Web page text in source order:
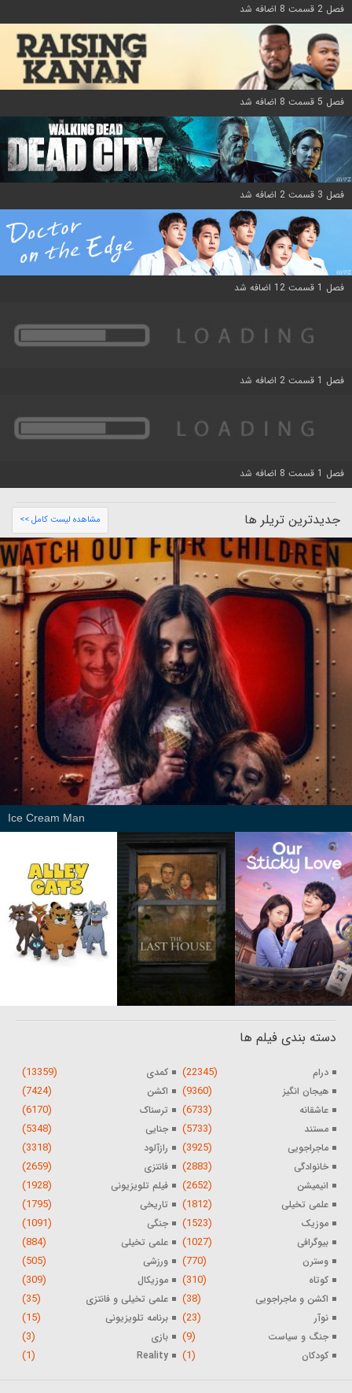
فصل 2 قسمت 8 اضافه شد
فصل 5 قسمت 8 اضافه شد
فصل 3 قسمت 2 اضافه شد
فصل 1 قسمت 12 اضافه شد
فصل 1 قسمت 2 اضافه شد
فصل 1 قسمت 8 اضافه شد
جدیدترین تریلر ها مشاهده لیست کامل >>
Ice Cream Man
دسته بندی فیلم ها
درام (22345) کمدی (13359)
هیجان انگیز (9360) اکشن (7424)
عاشقانه (6733) ترسناک (6170)
مستند (5733) جنایی (5348)
ماجراجویی (3925) رازآلود (3318)
خانوادگی (2883) فانتزی (2659)
انیمیشن (2652) فیلم تلویزیونی (1928)
علمی تخیلی (1812) تاریخی (1795)
موزیک (1523) جنگی (1091)
بیوگرافی (1027) علمی تخیلی (884)
وسترن (770) ورزشی (505)
کوتاه (310) موزیکال (309)
اکشن و ماجراجویی (38) علمی تخیلی و فانتزی (35)
نوآر (23) برنامه تلویزیونی (15)
جنگ و سیاست (9) بازی (3)
کودکان (1)
Reality
(1)